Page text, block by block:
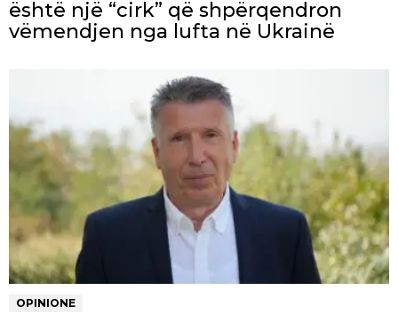
është një “cirk” që shpërqendron
vëmendjen nga lufta në Ukrainë
OPINIONE